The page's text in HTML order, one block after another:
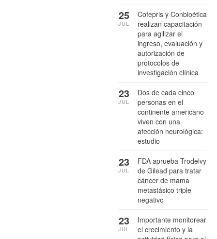
Cofepris y Conbioética
realizan capacitación
para agilizar el
ingreso, evaluación y
autorización de
protocolos de
investigación clínica
25
JUL
Dos de cada cinco
personas en el
continente americano
viven con una
afección neurológica:
estudio
23
JUL
FDA aprueba Trodelvy
de Gilead para tratar
cáncer de mama
metastásico triple
negativo
23
JUL
Importante monitorear
el crecimiento y la
23
JUL